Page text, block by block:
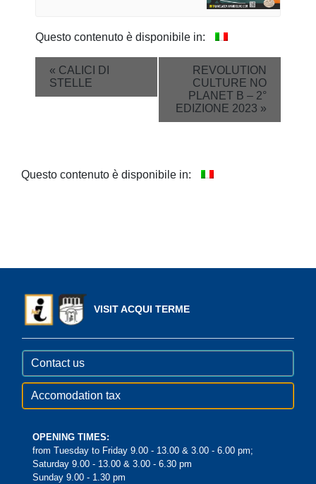
Questo contenuto è disponibile in:
Event
Navigation
« CALICI DI
STELLE
REVOLUTION
CULTURE NO
PLANET B – 2°
EDIZIONE 2023 »
Questo contenuto è disponibile in:
VISIT ACQUI TERME
Contact us
Accomodation tax
OPENING TIMES:
from Tuesday to Friday 9.00 - 13.00 & 3.00 - 6.00 pm;
Saturday 9.00 - 13.00 & 3.00 - 6.30 pm
Sunday 9.00 - 1.30 pm